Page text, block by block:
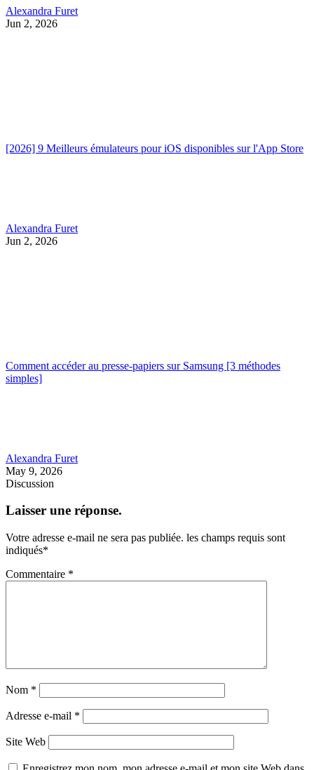
Alexandra Furet
Jun 2, 2026
[2026] 9 Meilleurs émulateurs pour iOS disponibles sur l'App Store
Alexandra Furet
Jun 2, 2026
Comment accéder au presse-papiers sur Samsung [3 méthodes
simples]
Alexandra Furet
May 9, 2026
Discussion
Laisser une réponse.
Votre adresse e-mail ne sera pas publiée. les champs requis sont
indiqués*
Commentaire *
Nom *
Adresse e-mail *
Site Web